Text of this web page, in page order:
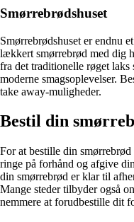
Smørrebrødshuset
Smørrebrødshuset er endnu
lækkert smørrebrød med dig
fra det traditionelle røget
moderne smagsoplevelser.
take away-muligheder.
Bestil din
For at bestille din
ringe på forhånd og afgive
din smørrebrød er klar til
Mange steder tilbyder også
nemmere at forudbestille dit